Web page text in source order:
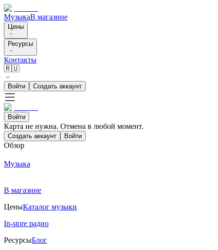
МузыкаВ магазине
Цены
Ресурсы
Контакты
🇷🇺
Войти Создать аккаунт
Войти
Карта не нужна. Отмена в любой момент.
Создать аккаунт Войти
Обзор
Музыка
В магазине
ЦеныКаталог музыки
In-store радио
РесурсыБлог